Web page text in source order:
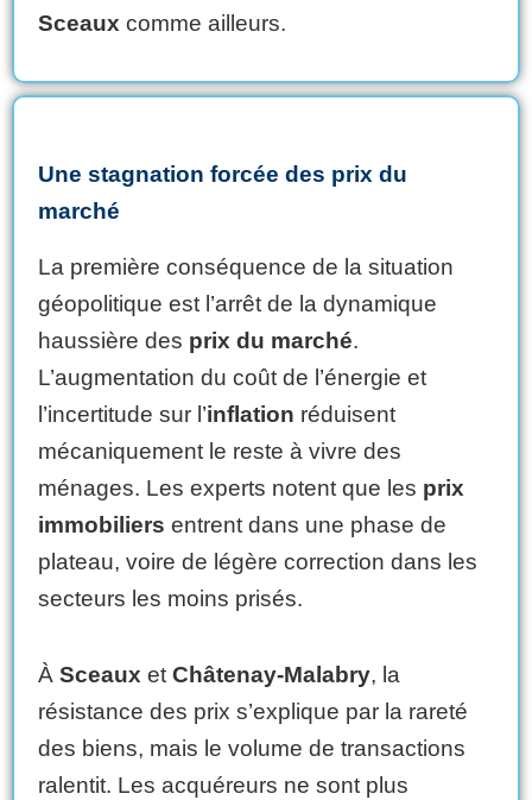
Sceaux comme ailleurs.
Une stagnation forcée des prix du
marché
La première conséquence de la situation
géopolitique est l’arrêt de la dynamique
haussière des prix du marché.
L’augmentation du coût de l’énergie et
l’incertitude sur l’inflation réduisent
mécaniquement le reste à vivre des
ménages. Les experts notent que les prix
immobiliers entrent dans une phase de
plateau, voire de légère correction dans les
secteurs les moins prisés.
À Sceaux et Châtenay-Malabry, la
résistance des prix s’explique par la rareté
des biens, mais le volume de transactions
ralentit. Les acquéreurs ne sont plus